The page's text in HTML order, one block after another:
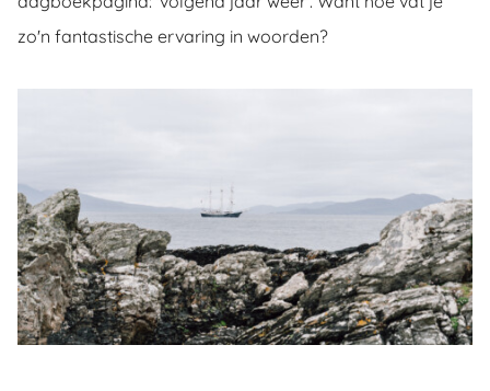
zo'n fantastische ervaring in woorden?